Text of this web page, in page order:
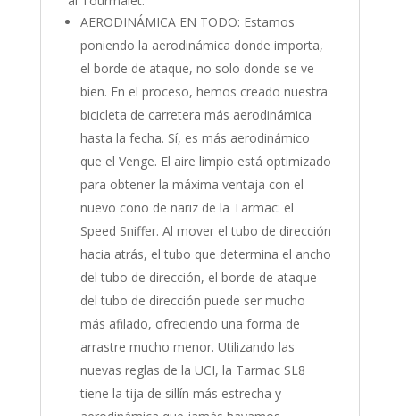
AERODINÁMICA EN TODO: Estamos
poniendo la aerodinámica donde importa,
el borde de ataque, no solo donde se ve
bien. En el proceso, hemos creado nuestra
bicicleta de carretera más aerodinámica
hasta la fecha. Sí, es más aerodinámico
que el Venge. El aire limpio está optimizado
para obtener la máxima ventaja con el
nuevo cono de nariz de la Tarmac: el
Speed Sniffer. Al mover el tubo de dirección
hacia atrás, el tubo que determina el ancho
del tubo de dirección, el borde de ataque
del tubo de dirección puede ser mucho
más afilado, ofreciendo una forma de
arrastre mucho menor. Utilizando las
nuevas reglas de la UCI, la Tarmac SL8
tiene la tija de sillín más estrecha y